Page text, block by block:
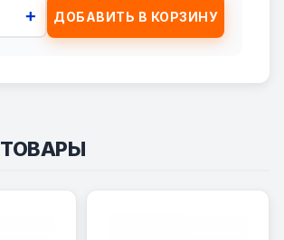
+ ДОБАВИТЬ В КОРЗИНУ